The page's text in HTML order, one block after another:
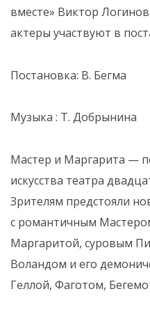
вместе» Виктор
актеры участвуют в
Постановка: В. Бегма
Музыка : Т. Добрынина
Мастер и Маргарита —
искусства театра
Зрителям предстояли
с романтичным
Маргаритой, суровым
Воландом и его
Геллой, Фаготом,